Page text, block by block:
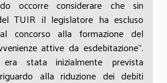
stralcio.
in esame viene affrontata nei
Infatti, il paragrafo 73
per le imprese di eliminare
il debito dalla
e, conseguentemente, dal
occorre considerare che sin
TUIR il legislatore ha escluso
concorso alla formazione del
attive da esdebitazione”.
era stata inizialmente prevista
alla riduzione dei debiti